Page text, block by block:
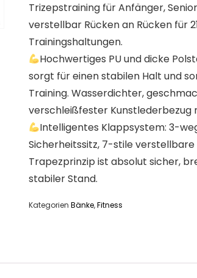
Trizepstraining für Anfänger,
verstellbar Rücken an Rücken für
Trainingshaltungen.
Hochwertiges PU und dicke
sorgt für einen stabilen Halt und
Training. Wasserdichter,
verschleißfester Kunstlederbezug
Intelligentes Klappsystem: 3-
Sicherheitssitz, 7-stile verstellbare
Trapezprinzip ist absolut sicher,
stabiler Stand.
Kategorien Bänke,Fitness